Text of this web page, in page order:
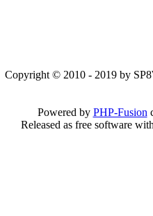
Copyright © 2010 - 2019 by
Powered by PHP-Fusion
Released as free software